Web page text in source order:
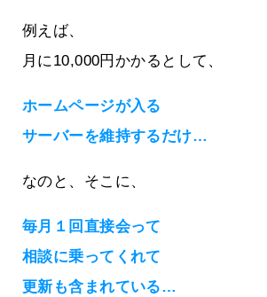
例えば、
月に10,000円かかるとして、
ホームページが入る
サーバーを維持するだけ…
なのと、そこに、
毎月１回直接会って
相談に乗ってくれて
更新も含まれている…